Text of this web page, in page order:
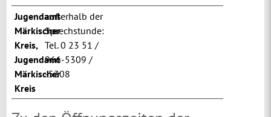
Jugendamt
Märkischer
Kreis,
Jugendamt
Märkischer
Kreis
außerhalb der
Sprechstunde:
Tel. 0 23 51 /
966-5309 /
-5308